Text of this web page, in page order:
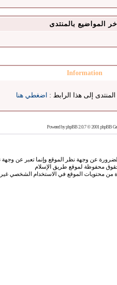
آخر المواضيع بالمنتدى
Information
إلى هذا الرابط : اضغطي هنا
Powered byphpBB2.0.7 © 2001 phpBB
عن وجهة نظر الموقع وإنما تعبر عن وجهة
محفوظة لموقع طريق الإسلام
من محتويات الموقع في الاستخدام الشخصي غير